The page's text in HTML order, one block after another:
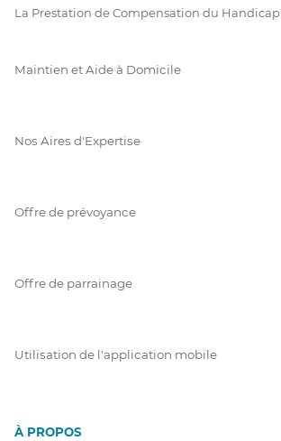
La Prestation de Compensation du Handicap
Maintien et Aide à Domicile
Nos Aires d'Expertise
Offre de prévoyance
Offre de parrainage
Utilisation de l'application mobile
À PROPOS